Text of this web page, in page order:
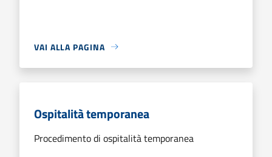
VAI ALLA PAGINA
Ospitalità temporanea
Procedimento di ospitalità temporanea